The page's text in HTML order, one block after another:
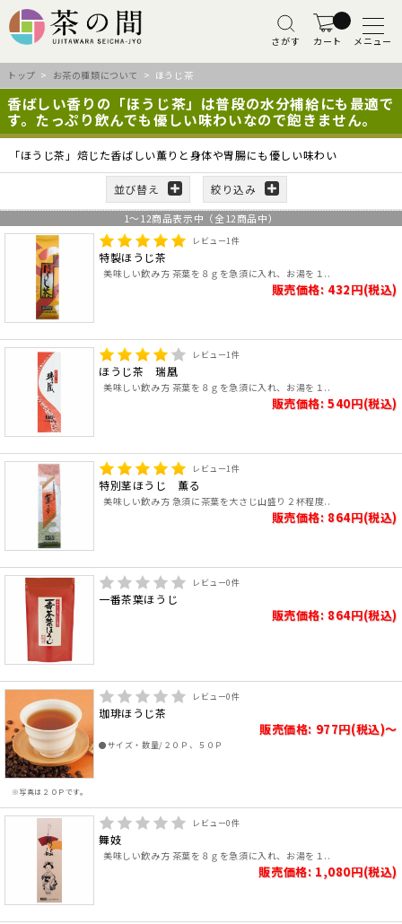
さがす カート メニュー
トップ > お茶の種類について > ほうじ茶
香ばしい香りの「ほうじ茶」は普段の水分補給にも最適で
す。たっぷり飲んでも優しい味わいなので飽きません。
「ほうじ茶」焙じた香ばしい薫りと身体や胃腸にも優しい味わい
並び替え 絞り込み
1～ 12商品表示中（全 12商品中）
レビュー1件
特製ほうじ茶
美味しい飲み方 茶葉を８ｇを急須に入れ、お湯を１..
販売価格: 432円(税込)
レビュー1件
ほうじ茶 瑞凰
美味しい飲み方 茶葉を８ｇを急須に入れ、お湯を１..
販売価格: 540円(税込)
レビュー1件
特別茎ほうじ 薫る
美味しい飲み方 急須に茶葉を大さじ山盛り２杯程度..
販売価格: 864円(税込)
レビュー0件
一番茶葉ほうじ
販売価格: 864円(税込)
※写真は２０Ｐです。
レビュー0件
珈琲ほうじ茶
販売価格: 977円(税込)～
●サイズ・数量/２０Ｐ、５０Ｐ
レビュー0件
舞妓
美味しい飲み方 茶葉を８ｇを急須に入れ、お湯を１..
販売価格: 1,080円(税込)